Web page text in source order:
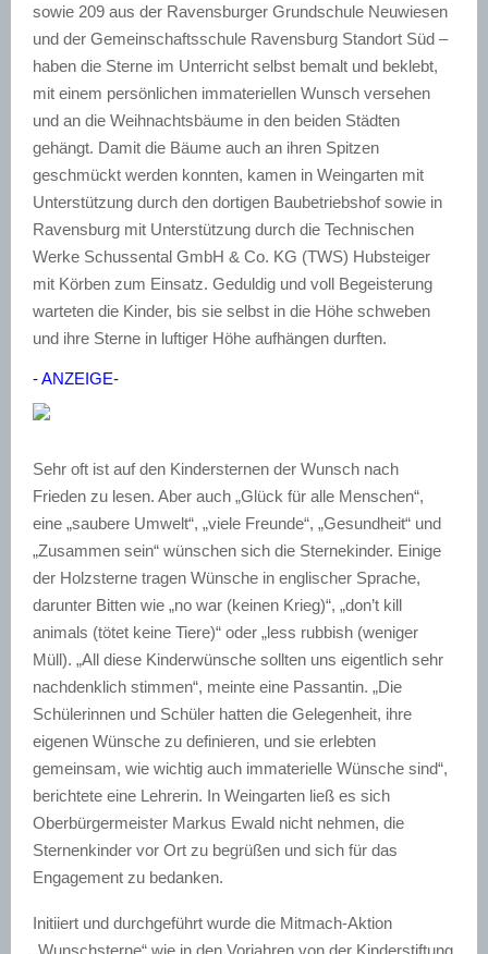
sowie 209 aus der Ravensburger Grundschule Neuwiesen
und der Gemeinschaftsschule Ravensburg Standort Süd –
haben die Sterne im Unterricht selbst bemalt und beklebt,
mit einem persönlichen immateriellen Wunsch versehen
und an die Weihnachtsbäume in den beiden Städten
gehängt. Damit die Bäume auch an ihren Spitzen
geschmückt werden konnten, kamen in Weingarten mit
Unterstützung durch den dortigen Baubetriebshof sowie in
Ravensburg mit Unterstützung durch die Technischen
Werke Schussental GmbH & Co. KG (TWS) Hubsteiger
mit Körben zum Einsatz. Geduldig und voll Begeisterung
warteten die Kinder, bis sie selbst in die Höhe schweben
und ihre Sterne in luftiger Höhe aufhängen durften.
- ANZEIGE-
Sehr oft ist auf den Kindersternen der Wunsch nach
Frieden zu lesen. Aber auch „Glück für alle Menschen“,
eine „saubere Umwelt“, „viele Freunde“, „Gesundheit“ und
„Zusammen sein“ wünschen sich die Sternekinder. Einige
der Holzsterne tragen Wünsche in englischer Sprache,
darunter Bitten wie „no war (keinen Krieg)“, „don’t kill
animals (tötet keine Tiere)“ oder „less rubbish (weniger
Müll). „All diese Kinderwünsche sollten uns eigentlich sehr
nachdenklich stimmen“, meinte eine Passantin. „Die
Schülerinnen und Schüler hatten die Gelegenheit, ihre
eigenen Wünsche zu definieren, und sie erlebten
gemeinsam, wie wichtig auch immaterielle Wünsche sind“,
berichtete eine Lehrerin. In Weingarten ließ es sich
Oberbürgermeister Markus Ewald nicht nehmen, die
Sternenkinder vor Ort zu begrüßen und sich für das
Engagement zu bedanken.
Initiiert und durchgeführt wurde die Mitmach-Aktion
„Wunschsterne“ wie in den Vorjahren von der Kinderstiftung